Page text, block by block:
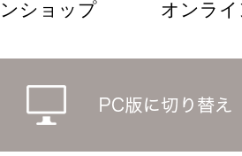
ショップ
オンラ